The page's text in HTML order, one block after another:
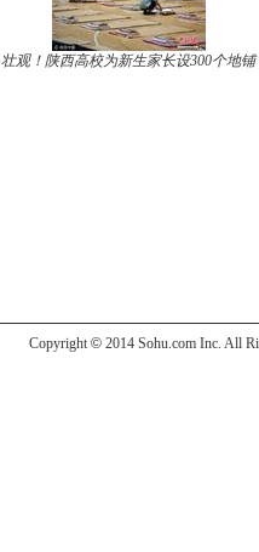
壮观！陕西高校为新生家长设300个地铺
Copyright © 2014 Sohu.com Inc. All